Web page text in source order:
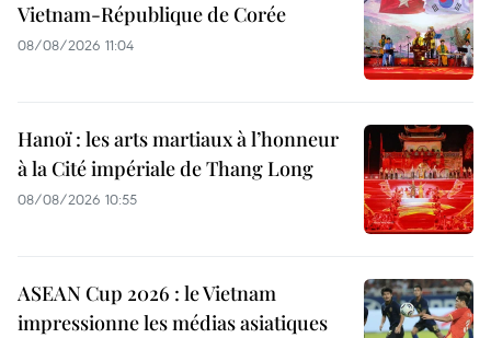
Vietnam-République de Corée
08/08/2026 11:04
Hanoï : les arts martiaux à l’honneur
à la Cité impériale de Thang Long
08/08/2026 10:55
ASEAN Cup 2026 : le Vietnam
impressionne les médias asiatiques